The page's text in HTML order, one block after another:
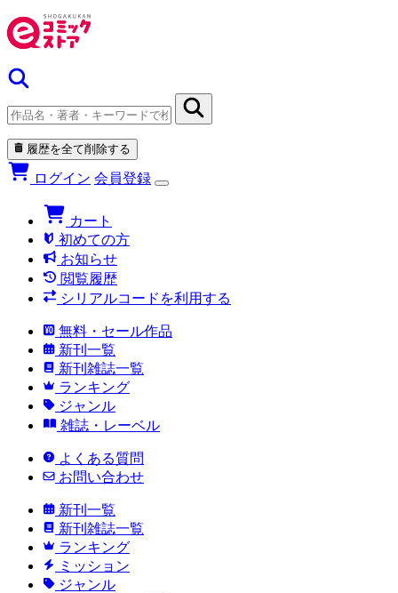
履歴を全て削除する
ログイン 会員登録
カート
初めての方
お知らせ
閲覧履歴
シリアルコードを利用する
無料・セール作品
新刊一覧
新刊雑誌一覧
ランキング
ジャンル
雑誌・レーベル
よくある質問
お問い合わせ
新刊一覧
新刊雑誌一覧
ランキング
ミッション
ジャンル